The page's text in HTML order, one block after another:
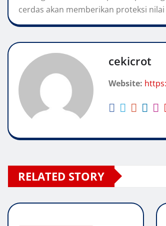
cerdas akan memberikan proteksi
cekicrot
Website:
RELATED STORY